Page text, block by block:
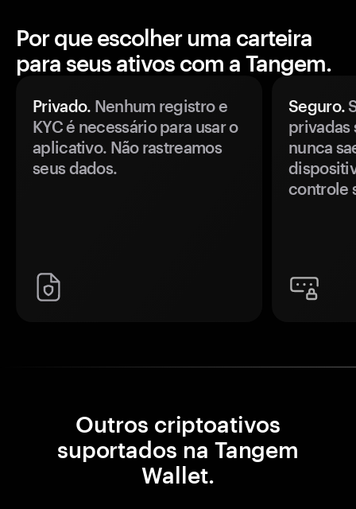
Por que escolher uma carteira
para seus ativos com a Tangem.
Privado. Nenhum registro e
KYC é necessário para usar o
aplicativo. Não rastreamos
seus dados.
Seguro.
privadas
nunca
controle
Outros criptoativos
suportados na Tangem
Wallet.